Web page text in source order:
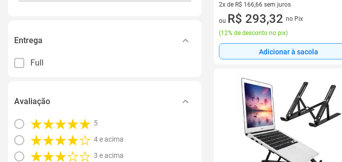
Entrega
Full
Avaliação
5
4 e acima
3 e acima
2x de R$ 166,66 sem juros
2 vez de R$ 166,66 sem juros
ou R$ 293,32 no Pix
(12% de desconto no pix)
Adicionar à sacola